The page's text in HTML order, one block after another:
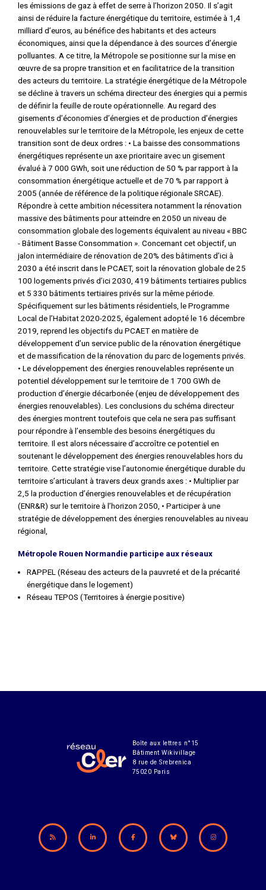
les émissions de gaz à effet de serre à l’horizon 2050. Il s’agit
ainsi de réduire la facture énergétique du territoire, estimée à 1,4
milliard d’euros, au bénéfice des habitants et des acteurs
économiques, ainsi que la dépendance à des sources d’énergie
polluantes. A ce titre, la Métropole se positionne sur la mise en
œuvre de sa propre transition et en facilitatrice de la transition
des acteurs du territoire. La stratégie énergétique de la Métropole
se décline à travers un schéma directeur des énergies qui a permis
de définir la feuille de route opérationnelle. Au regard des
gisements d’économies d’énergies et de production d’énergies
renouvelables sur le territoire de la Métropole, les enjeux de cette
transition sont de deux ordres : • La baisse des consommations
énergétiques représente un axe prioritaire avec un gisement
évalué à 7 000 GWh, soit une réduction de 50 % par rapport à la
consommation énergétique actuelle et de 70 % par rapport à
2005 (année de référence de la politique régionale SRCAE).
Répondre à cette ambition nécessitera notamment la rénovation
massive des bâtiments pour atteindre en 2050 un niveau de
consommation globale des logements équivalent au niveau « BBC
- Bâtiment Basse Consommation ». Concernant cet objectif, un
jalon intermédiaire de rénovation de 20% des bâtiments d’ici à
2030 a été inscrit dans le PCAET, soit la rénovation globale de 25
100 logements privés d’ici 2030, 419 bâtiments tertiaires publics
et 5 330 bâtiments tertiaires privés sur la même période.
Spécifiquement sur les bâtiments résidentiels, le Programme
Local de l’Habitat 2020-2025, également adopté le 16 décembre
2019, reprend les objectifs du PCAET en matière de
développement d’un service public de la rénovation énergétique
et de massification de la rénovation du parc de logements privés.
• Le développement des énergies renouvelables représente un
potentiel développement sur le territoire de 1 700 GWh de
production d’énergie décarbonée (enjeu de développement des
énergies renouvelables). Les conclusions du schéma directeur
des énergies montrent toutefois que cela ne sera pas suffisant
pour répondre à l’ensemble des besoins énergétiques du
territoire. Il est alors nécessaire d’accroître ce potentiel en
soutenant le développement des énergies renouvelables hors du
territoire. Cette stratégie vise l’autonomie énergétique durable du
territoire s’articulant à travers deux grands axes : • Multiplier par
2,5 la production d’énergies renouvelables et de récupération
(ENR&R) sur le territoire à l’horizon 2050, • Participer à une
stratégie de développement des énergies renouvelables au niveau
régional,
Métropole Rouen Normandie participe aux réseaux
RAPPEL (Réseau des acteurs de la pauvreté et de la précarité
énergétique dans le logement)
Réseau TEPOS (Territoires à énergie positive)
Boîte aux lettres n°15
Bâtiment Wikivillage
8 rue de Srebrenica
75020 Paris